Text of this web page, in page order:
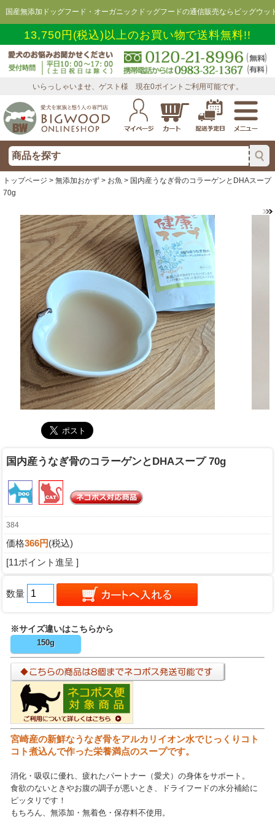
国産無添加ドッグフード・オーガニックドッグフードの通信販売ならビッグウッ
13,750円(税込)以上のお買い物で送料無料!!
いらっしゃいませ、ゲスト様 現在0ポイントご利用可能です。
トップページ > 無添加おかず > お魚 > 国内産うなぎ骨のコラーゲンとDHAスープ
70g
国内産うなぎ骨のコラーゲンとDHAスープ 70g
384
価格366円(税込)
[11ポイント進呈 ]
数量
※サイズ違いはこちらから
150g
宮崎産の新鮮なうなぎ骨をアルカリイオン水でじっくりコト
コト煮込んで作った栄養満点のスープです。
消化・吸収に優れ、疲れたパートナー（愛犬）の身体をサポート。
食欲のないときやお腹の調子が悪いとき、ドライフードの水分補給に
ピッタリです！
もちろん、無添加・無着色・保存料不使用。